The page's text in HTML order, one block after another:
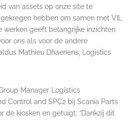
van assets op onze site te
hebben om samen met VIL
werken geeft belangrijke inzichten
ons als voor de andere
Mathieu Dhaenens, Logistics
Manager Logistics
Control and SPC2 bij Scania Parts
de kiosken en getuigt: “Dankzij dit